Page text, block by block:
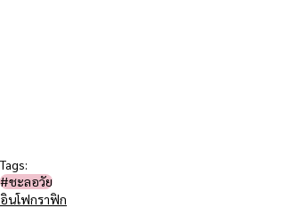
Tags:
#ชะลอวัย​
อินโฟกราฟิก